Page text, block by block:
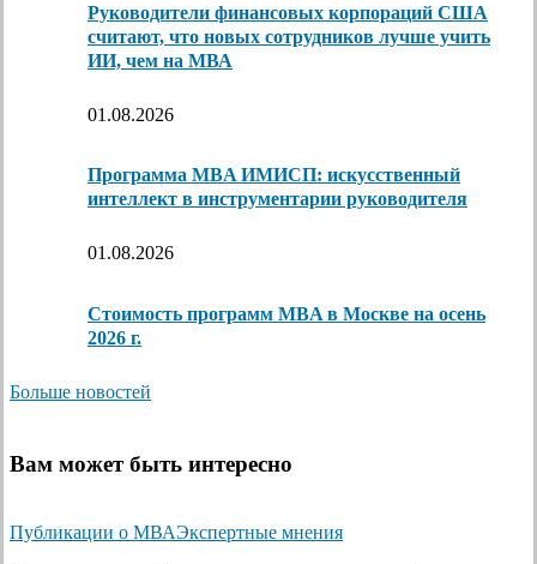
Руководители финансовых корпораций США
считают, что новых сотрудников лучше учить
ИИ, чем на МВА
01.08.2026
Программа MBA ИМИСП: искусственный
интеллект в инструментарии руководителя
01.08.2026
Стоимость программ MBA в Москве на осень
2026 г.
Больше новостей
Вам может быть интересно
Публикации о МВАЭкспертные мнения